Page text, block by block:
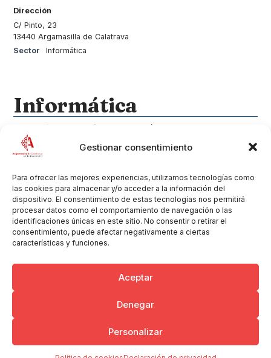
Gestionar consentimiento
Para ofrecer las mejores experiencias, utilizamos tecnologías como
las cookies para almacenar y/o acceder a la información del
dispositivo. El consentimiento de estas tecnologías nos permitirá
procesar datos como el comportamiento de navegación o las
identificaciones únicas en este sitio. No consentir o retirar el
consentimiento, puede afectar negativamente a ciertas
características y funciones.
Aceptar
Denegar
Personalizar
Dirección
C/ Pinto, 23
13440 Argamasilla de Calatrava
Sector
Informática
Informática
Categoría del anuncio
Electrodomésticos, electricidad y
ferreterías
Teléfono
Correo electrónico josevuse@gmail.com
Dirección
C/ Jose María Roales, 10
13440 Argamasilla de Calatrava
Sector
Informática
Copyright © 2026 Ayuntamiento de Argamasilla de Calatrava
Politica de Privacidad y Aviso Legal